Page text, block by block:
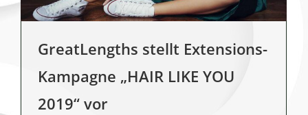
GreatLengths stellt Extensions-
Kampagne „HAIR LIKE YOU
2019“ vor